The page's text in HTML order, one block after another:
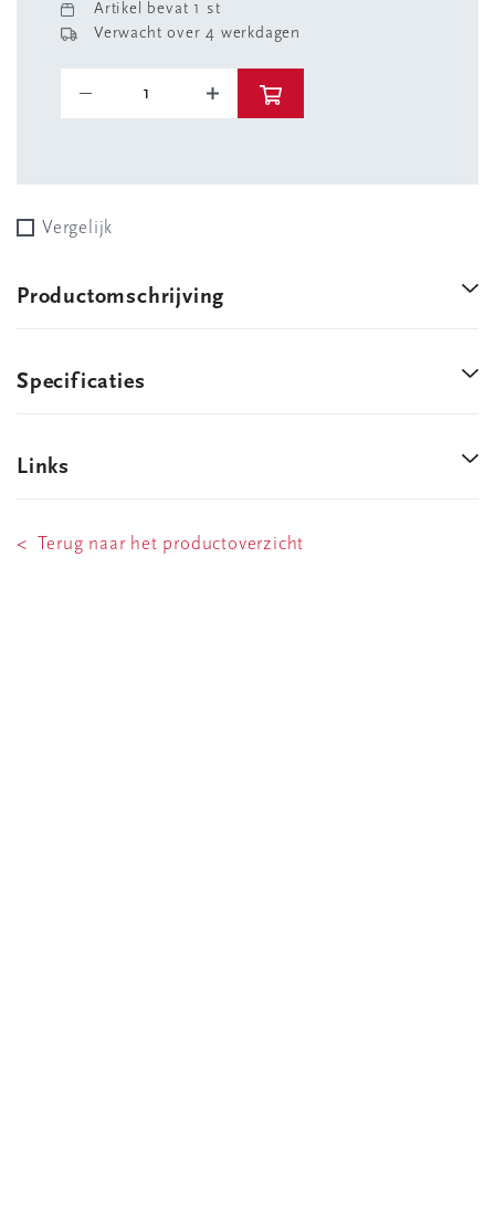
Artikel bevat 1 st
Verwacht over 4 werkdagen
Vergelijk
Productomschrijving
Specificaties
Links
< Terug naar het productoverzicht